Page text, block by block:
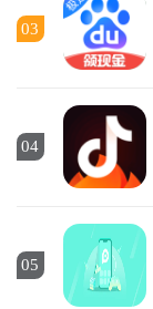
03
04
05